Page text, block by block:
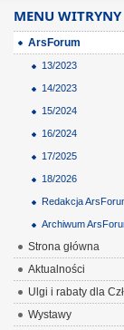
MENU WITRYNY
ArsForum
13/2023
14/2023
15/2024
16/2024
17/2025
18/2026
Redakcja
Archiwum
Strona główna
Aktualności
Ulgi i rabaty dla
Wystawy